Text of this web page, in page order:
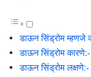
डाऊन सिंड्रोम म्हणजे
डाऊन सिंड्रोम कारणे:-
डाऊन सिंड्रोम लक्षणे:-